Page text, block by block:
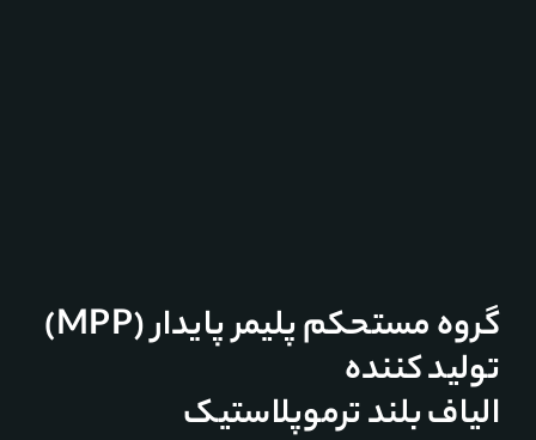
گروه مستحکم پلیمر پایدار (MPP)
تولید کننده
الیاف بلند ترموپلاستیک